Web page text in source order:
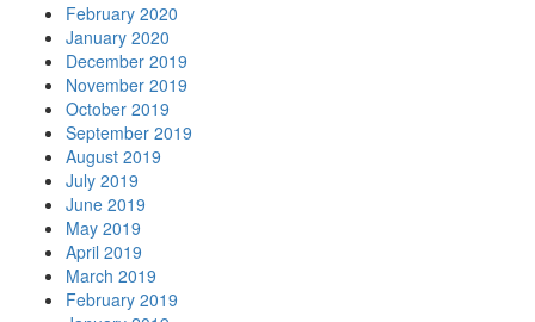
February 2020
January 2020
December 2019
November 2019
October 2019
September 2019
August 2019
July 2019
June 2019
May 2019
April 2019
March 2019
February 2019